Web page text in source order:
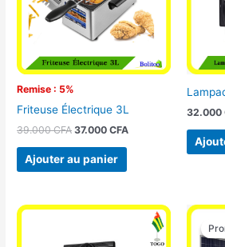
Remise : 5%
Friteuse Électrique 3L
39.000CFA 37.000CFA
Ajouter au panier
32.000